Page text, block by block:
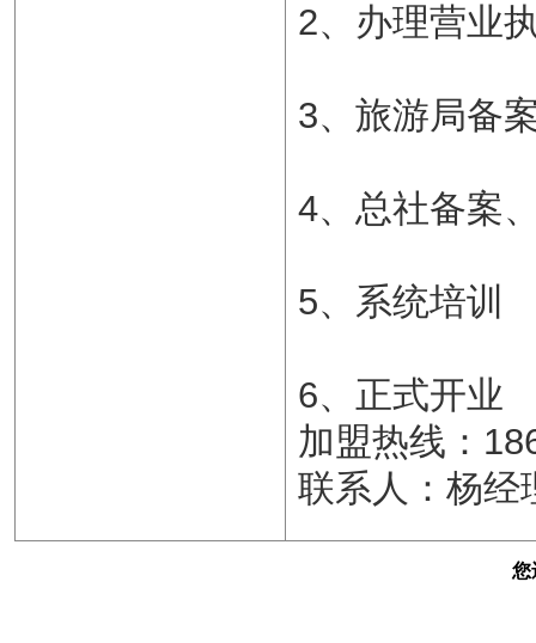
2、办理营业
3、旅游局备
4、总社备案
5、系统培训
6、正式开业
加盟热线：
联系人：杨经